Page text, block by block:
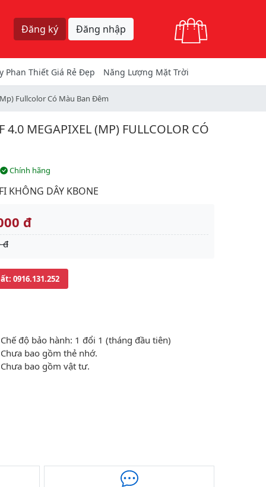
Đăng ký Đăng nhập
Phan Thiết Giá Rẻ Đẹp Năng Lượng Mặt Trời
Fullcolor Có Màu Ban Đêm
MEGAPIXEL (MP) FULLCOLOR CÓ
Chính hãng
KHÔNG DÂY KBONE
đ
đ
: 0916.131.252
Chế độ bảo hành: 1 đổi 1 (tháng đầu tiên)
Chưa bao gồm thẻ nhớ.
Chưa bao gồm vật tư.